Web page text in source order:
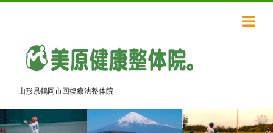
山形県鶴岡市回復療法整体院